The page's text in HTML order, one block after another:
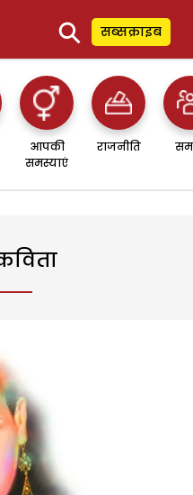
⚲ सब्सक्राइब
आपकी
समस्याएं
राजनीति